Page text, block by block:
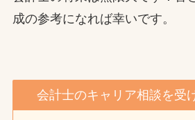
成の参考になれば幸いです。
会計士のキャリア相談を受